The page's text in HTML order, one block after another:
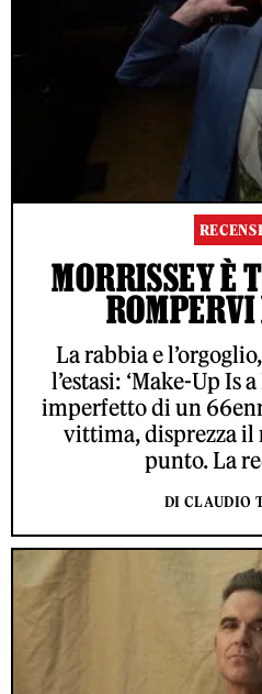
MORRISSEY È
La rabbia e
l’estasi: ‘Make-Up Is
imperfetto di un
vittima, disprezza il
punto. La
DI CLAUDIO